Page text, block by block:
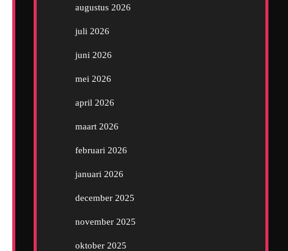
augustus 2026
juli 2026
juni 2026
mei 2026
april 2026
maart 2026
februari 2026
januari 2026
december 2025
november 2025
oktober 2025